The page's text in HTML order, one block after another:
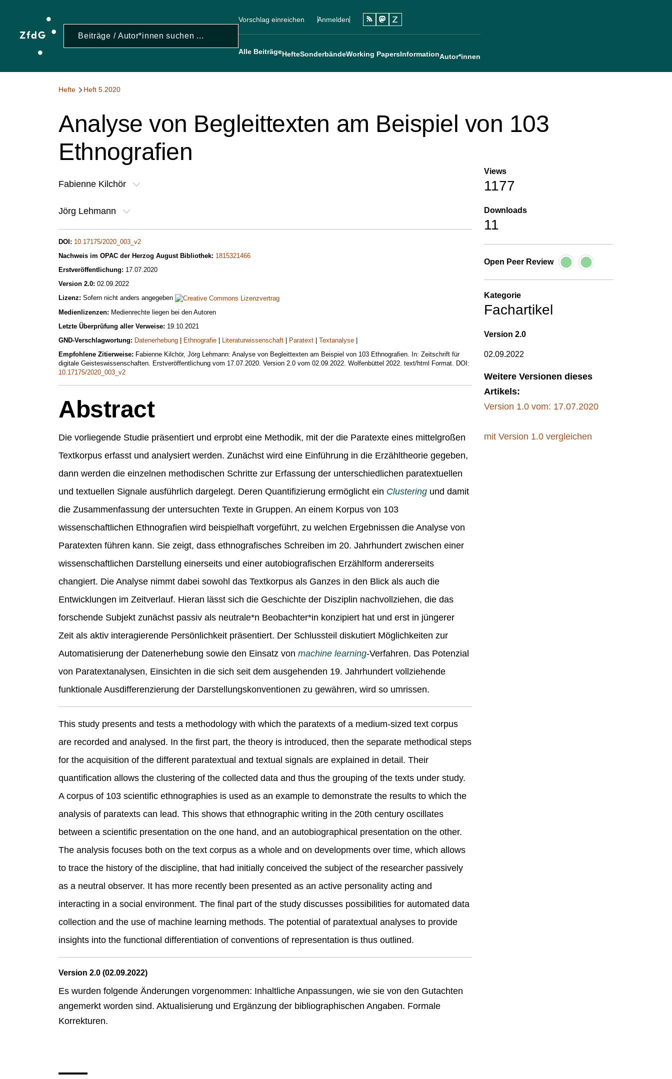
Sekundärmenü
Vorschlag einreichen
Benutzermenü
Anmelden
Social
Alle BeiträgeHefteSonderbändeWorking PapersInformationAutor*innen
Pfadnavigation
Hefte Heft 5.2020
Analyse von Begleittexten am Beispiel von 103
Ethnografien
Views
1177
Downloads
11
Open Peer Review
Kategorie
Fachartikel
Version 2.0
02.09.2022
Weitere Versionen dieses
Artikels:
Version 1.0 vom: 17.07.2020
mit Version 1.0 vergleichen
Fabienne Kilchör
Jörg Lehmann
DOI: 10.17175/2020_003_v2
Nachweis im OPAC der Herzog August Bibliothek: 1815321466
Erstveröffentlichung: 17.07.2020
Version 2.0: 02.09.2022
Lizenz: Sofern nicht anders angegeben
Medienlizenzen: Medienrechte liegen bei den Autoren
Letzte Überprüfung aller Verweise: 19.10.2021
GND-Verschlagwortung: Datenerhebung | Ethnografie | Literaturwissenschaft | Paratext | Textanalyse |
Empfohlene Zitierweise: Fabienne Kilchör, Jörg Lehmann: Analyse von Begleittexten am Beispiel von 103 Ethnografien. In: Zeitschrift für
digitale Geisteswissenschaften. Erstveröffentlichung vom 17.07.2020. Version 2.0 vom 02.09.2022. Wolfenbüttel 2022. text/html Format. DOI:
10.17175/2020_003_v2
Abstract
Die vorliegende Studie präsentiert und erprobt eine Methodik, mit der die Paratexte eines mittelgroßen
Textkorpus erfasst und analysiert werden. Zunächst wird eine Einführung in die Erzähltheorie gegeben,
dann werden die einzelnen methodischen Schritte zur Erfassung der unterschiedlichen paratextuellen
und textuellen Signale ausführlich dargelegt. Deren Quantifizierung ermöglicht ein Clustering und damit
die Zusammenfassung der untersuchten Texte in Gruppen. An einem Korpus von 103
wissenschaftlichen Ethnografien wird beispielhaft vorgeführt, zu welchen Ergebnissen die Analyse von
Paratexten führen kann. Sie zeigt, dass ethnografisches Schreiben im 20. Jahrhundert zwischen einer
wissenschaftlichen Darstellung einerseits und einer autobiografischen Erzählform andererseits
changiert. Die Analyse nimmt dabei sowohl das Textkorpus als Ganzes in den Blick als auch die
Entwicklungen im Zeitverlauf. Hieran lässt sich die Geschichte der Disziplin nachvollziehen, die das
forschende Subjekt zunächst passiv als neutrale*n Beobachter*in konzipiert hat und erst in jüngerer
Zeit als aktiv interagierende Persönlichkeit präsentiert. Der Schlussteil diskutiert Möglichkeiten zur
Automatisierung der Datenerhebung sowie den Einsatz von machine learning-Verfahren. Das Potenzial
von Paratextanalysen, Einsichten in die sich seit dem ausgehenden 19. Jahrhundert vollziehende
funktionale Ausdifferenzierung der Darstellungskonventionen zu gewähren, wird so umrissen.
This study presents and tests a methodology with which the paratexts of a medium-sized text corpus
are recorded and analysed. In the first part, the theory is introduced, then the separate methodical steps
for the acquisition of the different paratextual and textual signals are explained in detail. Their
quantification allows the clustering of the collected data and thus the grouping of the texts under study.
A corpus of 103 scientific ethnographies is used as an example to demonstrate the results to which the
analysis of paratexts can lead. This shows that ethnographic writing in the 20th century oscillates
between a scientific presentation on the one hand, and an autobiographical presentation on the other.
The analysis focuses both on the text corpus as a whole and on developments over time, which allows
to trace the history of the discipline, that had initially conceived the subject of the researcher passively
as a neutral observer. It has more recently been presented as an active personality acting and
interacting in a social environment. The final part of the study discusses possibilities for automated data
collection and the use of machine learning methods. The potential of paratextual analyses to provide
insights into the functional differentiation of conventions of representation is thus outlined.
Version 2.0 (02.09.2022)
Es wurden folgende Änderungen vorgenommen: Inhaltliche Anpassungen, wie sie von den Gutachten
angemerkt worden sind. Aktualisierung und Ergänzung der bibliographischen Angaben. Formale
Korrekturen.